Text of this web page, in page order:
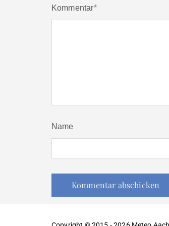
Kommentar*
Name